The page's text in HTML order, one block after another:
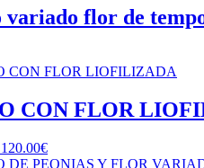
variado flor de
CON FLOR
120.00€